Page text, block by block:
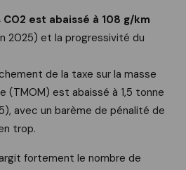
est abaissé à 108 g/km
2025) et la progressivité du
de la taxe sur la masse
(TMOM) est abaissé à 1,5 tonne
avec un barème de pénalité de
trop.
fortement le nombre de